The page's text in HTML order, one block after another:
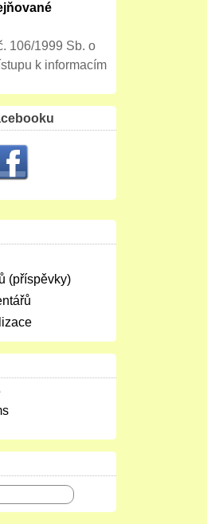
106/1999 Sb. o
k informacím
(příspěvky)